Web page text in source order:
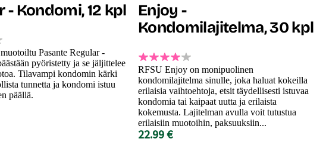
- Kondomi, 12 kpl
Pasante Regular -
pyöristetty ja se jäljittelee
Tilavampi kondomin kärki
tunnetta ja kondomi istuu
päällä.
Enjoy -
Kondomilajitelma, 30 kpl
RFSU Enjoy on monipuolinen
kondomilajitelma sinulle, joka haluat kokeilla
erilaisia vaihtoehtoja, etsit täydellisesti istuvaa
kondomia tai kaipaat uutta ja erilaista
kokemusta. Lajitelman avulla voit tutustua
erilaisiin muotoihin, paksuuksiin...
22.99 €